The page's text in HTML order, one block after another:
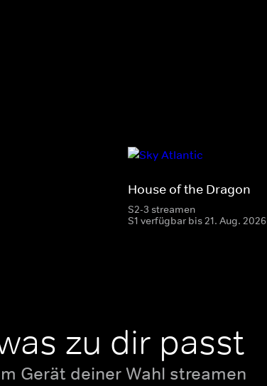
House of the Dragon
S2-3 streamen
S1 verfügbar bis 21. Aug. 2026
zu dir passt
Gerät deiner Wahl streamen